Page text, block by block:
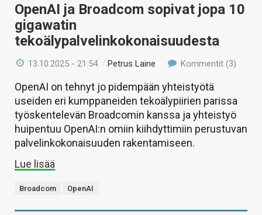
OpenAI ja Broadcom sopivat jopa 10
gigawatin
tekoälypalvelinkokonaisuudesta
13.10.2025 - 21:54 /Petrus Laine Kommentit (3)
OpenAI on tehnyt jo pidempään yhteistyötä
useiden eri kumppaneiden tekoälypiirien parissa
työskentelevän Broadcomin kanssa ja yhteistyö
huipentuu OpenAI:n omiin kiihdyttimiin perustuvan
palvelinkokonaisuuden rakentamiseen.
Lue lisää
Broadcom OpenAI